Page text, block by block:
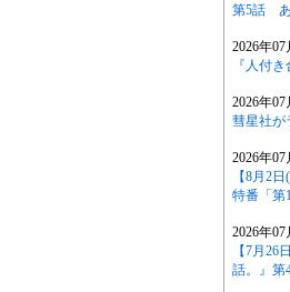
第5話 あ
2026年
『人付
2026年
彗星社が
2026年
【8月2
特番「第
2026年
【7月
話。』第